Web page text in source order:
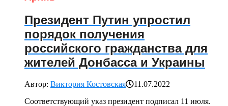
Президент Путин упростил
порядок получения
российского гражданства для
жителей Донбасса и Украины
Автор: Виктория Костовская
11.07.2022
Соответствующий указ президент подписал 11 июля.